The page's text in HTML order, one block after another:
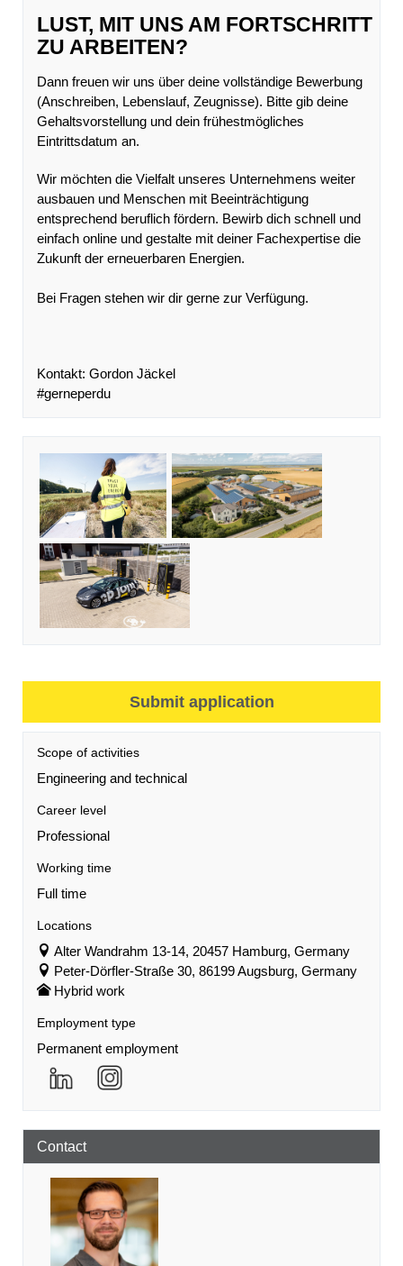
LUST, MIT UNS AM FORTSCHRITT
ZU ARBEITEN?
Dann freuen wir uns über deine vollständige Bewerbung
(Anschreiben, Lebenslauf, Zeugnisse). Bitte gib deine
Gehaltsvorstellung und dein frühestmögliches
Eintrittsdatum an.
Wir möchten die Vielfalt unseres Unternehmens weiter
ausbauen und Menschen mit Beeinträchtigung
entsprechend beruflich fördern. Bewirb dich schnell und
einfach online und gestalte mit deiner Fachexpertise die
Zukunft der erneuerbaren Energien.
Bei Fragen stehen wir dir gerne zur Verfügung.
Kontakt: Gordon Jäckel
#gerneperdu
Submit application
Scope of activities
Engineering and technical
Career level
Professional
Working time
Full time
Locations
Alter Wandrahm 13-14, 20457 Hamburg, Germany
Peter-Dörfler-Straße 30, 86199 Augsburg, Germany
Hybrid work
Employment type
Permanent employment
Contact